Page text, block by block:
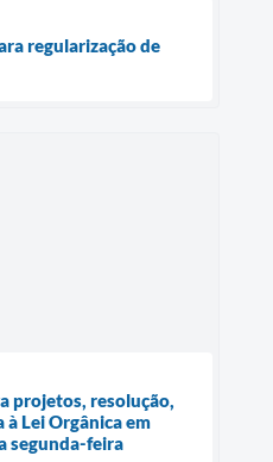
regularização de
projetos, resolução,
Lei Orgânica em
segunda-feira